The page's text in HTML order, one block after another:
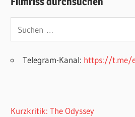
nach:
Telegram-Kanal: https://t.me/
Kurzkritik: The Odyssey